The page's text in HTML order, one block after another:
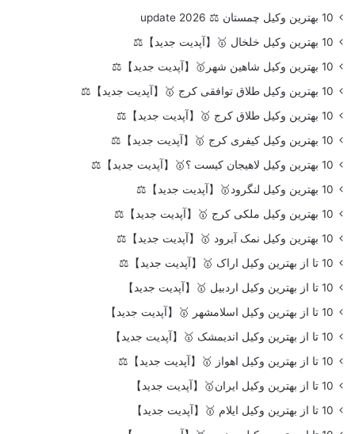
10 بهترین وکیل چمستان ⚖️ update 2026
10 بهترین وکیل خلخال 🥇【آپدیت جدید】⚖️
10 بهترین وکیل شاهین شهر🥇【آپدیت جدید】⚖️
10 بهترین وکیل طلاق توافقی کرج 🥇【آپدیت جدید】⚖️
10 بهترین وکیل طلاق کرج 🥇【آپدیت جدید】⚖️
10 بهترین وکیل کیفری کرج 🥇【آپدیت جدید】⚖️
10 بهترین وکیل لاهیجان کیست ؟🥇【آپدیت جدید】⚖️
10 بهترین وکیل لنگرود🥇【آپدیت جدید】⚖️
10 بهترین وکیل ملکی کرج 🥇【آپدیت جدید】⚖️
10 بهترین وکیل نمک آبرود 🥇【آپدیت جدید】⚖️
10 تا از بهترین وکیل اراک 🥇【آپدیت جدید】⚖️
10 تا از بهترین وکیل اردبیل 🥇【آپدیت جدید】
10 تا از بهترین وکیل اسلامشهر 🥇【آپدیت جدید】
10 تا از بهترین وکیل اندیمشک 🥇【آپدیت جدید】
10 تا از بهترین وکیل اهواز 🥇【آپدیت جدید】⚖️
10 تا از بهترین وکیل ایران🥇【آپدیت جدید】
10 تا از بهترین وکیل ایلام 🥇【آپدیت جدید】